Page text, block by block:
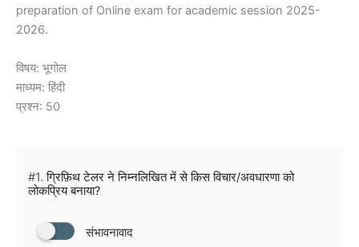
preparation of Online exam for academic session 2025-
2026.
विषय: भूगोल
माध्यम: हिंदी
प्रश्न: 50
#1. ग्रिफ़िथ टेलर ने निम्नलिखित में से किस विचार/अवधारणा को
लोकप्रिय बनाया?
संभावनावाद